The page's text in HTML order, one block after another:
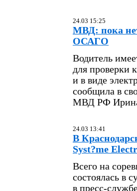
24.03 15:25
МВД: пока
ОСАГО
Водитель
для проверки
и в виде
сообщила в
МВД РФ
24.03 13:41
В
Syst?me
Всего на
состоялась в
в пресс-